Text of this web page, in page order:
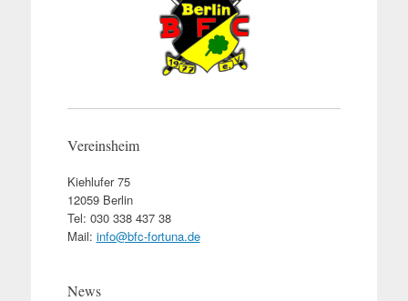
Vereinsheim
Kiehlufer 75
12059 Berlin
Tel: 030 338 437 38
Mail: info@bfc-fortuna.de
News